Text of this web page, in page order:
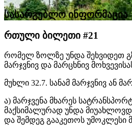
სასარგებლო ინფორმაცია
რთული ბილეთი #21
რომელ ზოლზე უნდა შეხვიდეთ
მარჯვნივ და მარცხნივ
მუხლი 32.7. სანამ მარჯვნივ ან
ა) მარჯვენა მხარეს
მაქსიმალურად უნდა
და შემდეგ გააკეთოს უმოკლესი